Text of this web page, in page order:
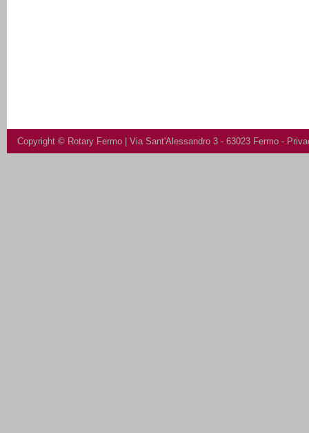
Copyright © Rotary Fermo | Via Sant'Alessandro 3 - 63023 Fermo -